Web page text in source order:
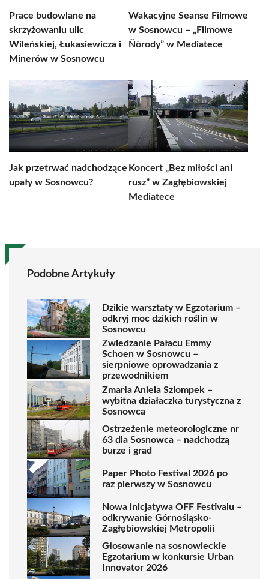
Prace budowlane na
skrzyżowaniu ulic
Wileńskiej, Łukasiewicza i
Minerów w Sosnowcu
Wakacyjne Seanse Filmowe
w Sosnowcu – „Filmowe
Ňõrody” w Mediatece
Jak przetrwać nadchodzące
upały w Sosnowcu?
Koncert „Bez miłości ani
rusz” w Zagłębiowskiej
Mediatece
Podobne Artykuły
Dzikie warsztaty w Egzotarium –
odkryj moc dzikich roślin w
Sosnowcu
Zwiedzanie Pałacu Emmy
Schoen w Sosnowcu –
sierpniowe oprowadzania z
przewodnikiem
Zmarła Aniela Szlompek –
wybitna działaczka turystyczna z
Sosnowca
Ostrzeżenie meteorologiczne nr
63 dla Sosnowca – nadchodzą
burze i grad
Paper Photo Festival 2026 po
raz pierwszy w Sosnowcu
Nowa inicjatywa OFF Festivalu –
odkrywanie Górnośląsko-
Zagłębiowskiej Metropolii
Głosowanie na sosnowieckie
Egzotarium w konkursie Urban
Innovator 2026